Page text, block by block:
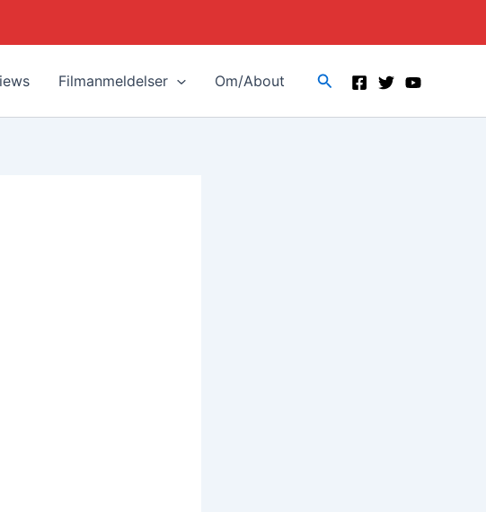
Filmanmeldelser Om/About Search